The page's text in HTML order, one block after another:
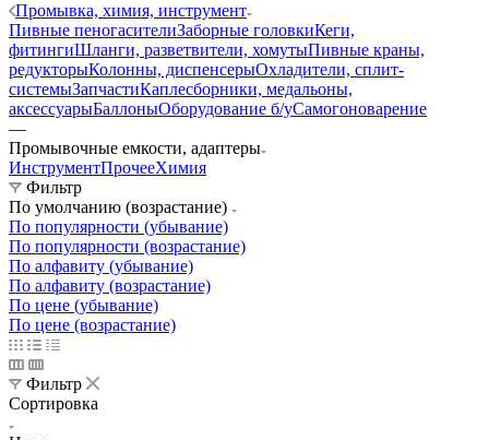
Промывка, химия, инструмент
Пивные пеногасителиЗаборные головкиКеги,
фитингиШланги, разветвители, хомутыПивные краны,
редукторыКолонны, диспенсерыОхладители, сплит-
системыЗапчастиКаплесборники, медальоны,
аксессуарыБаллоныОборудование б/уСамогоноварение
—
Промывочные емкости, адаптеры
ИнструментПрочееХимия
Фильтр
По умолчанию (возрастание)
По популярности (убывание)
По популярности (возрастание)
По алфавиту (убывание)
По алфавиту (возрастание)
По цене (убывание)
По цене (возрастание)
Фильтр
Сортировка